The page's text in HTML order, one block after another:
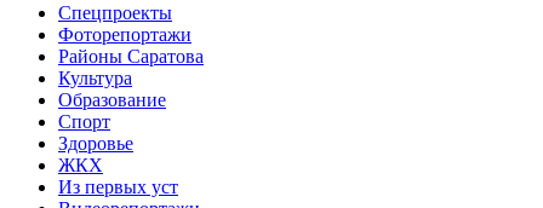
Спецпроекты
Фоторепортажи
Районы Саратова
Культура
Образование
Спорт
Здоровье
ЖКХ
Из пеpвых уст